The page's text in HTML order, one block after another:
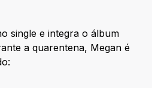
single e integra o álbum
a quarentena, Megan é